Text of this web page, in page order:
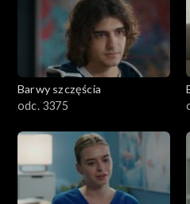
Barwy szczęścia
odc. 3375